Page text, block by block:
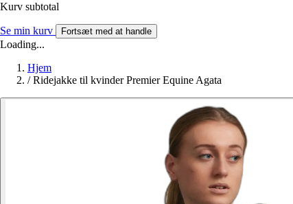
Kurv subtotal
Se min kurv Fortsæt med at handle
Loading...
Hjem
/ Ridejakke til kvinder Premier Equine Agata